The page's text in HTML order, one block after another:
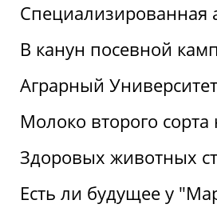
Специализированная
В канун посевной
Аграрный
Молоко второго
Здоровых животных
Есть ли будущее у